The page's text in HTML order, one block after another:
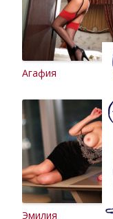
Агафия
Эмилия